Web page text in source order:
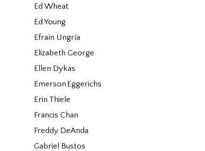
Ed Wheat
Ed Young
Efraín Ungría
Elizabeth George
Ellen Dykas
Emerson Eggerichs
Erin Thiele
Francis Chan
Freddy DeAnda
Gabriel Bustos